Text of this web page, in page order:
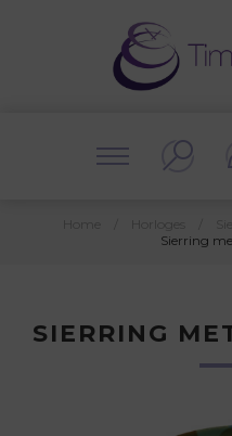
Sierring
SIERRING